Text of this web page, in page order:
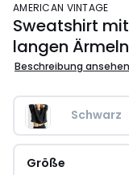
AMERICAN VINTAGE
Sweatshirt
langen
Beschreibung ansehen
Schwarz
Größe